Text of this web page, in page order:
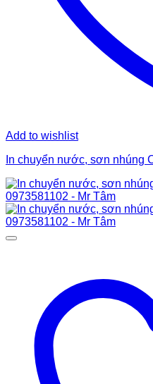
Add to wishlist
In chuyển nước, sơn nhúng